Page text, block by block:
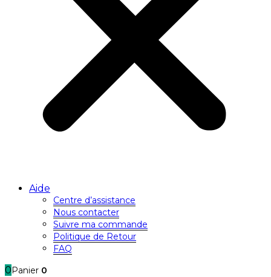
Aide
Centre d’assistance
Nous contacter
Suivre ma commande
Politique de Retour
FAQ
0 Panier 0